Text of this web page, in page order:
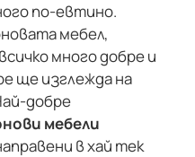
по-евтино.
мебел,
много добре и
ще изглежда на
добре
мебели
в хай тек